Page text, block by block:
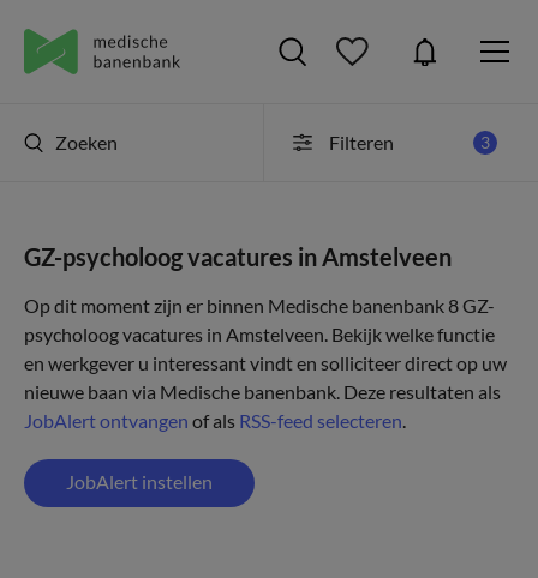
Zoeken Filteren 3
GZ-psycholoog vacatures in Amstelveen
Op dit moment zijn er binnen Medische banenbank 8 GZ-
psycholoog vacatures in Amstelveen. Bekijk welke functie
en werkgever u interessant vindt en solliciteer direct op uw
nieuwe baan via Medische banenbank. Deze resultaten als
JobAlert ontvangen of als RSS-feed selecteren.
JobAlert instellen